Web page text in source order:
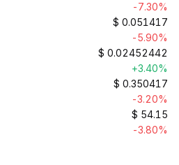
-7.30%
$ 0.051417
-5.90%
$ 0.02452442
+3.40%
$ 0.350417
-3.20%
$ 54.15
-3.80%